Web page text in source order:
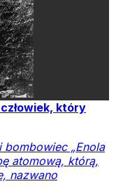
który
bombowiec „Enola
atomową, którą,
nazwano